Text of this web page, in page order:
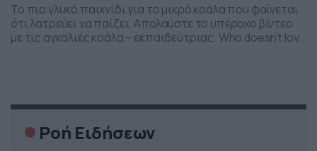
Το πιο γλυκό παιχνίδι για το μικρό κοάλα που φαίνεται
ότι λατρεύει να παίζει. Απολαύστε το υπέροχο βίντεο
με τις αγκαλιές κοάλα – εκπαιδεύτριας. Who doesn’t love
Ροή Ειδήσεων